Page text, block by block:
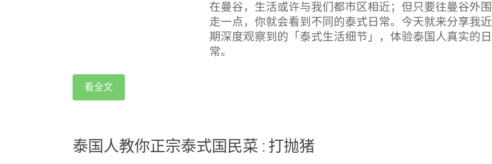
在曼谷，生活或许与我们都市区相近；但只要往曼谷外围
走一点，你就会看到不同的泰式日常。今天就来分享我近
期深度观察到的「泰式生活细节」，体验泰国人真实的日
常。
看全文
泰国人教你正宗泰式国民菜 : 打抛猪